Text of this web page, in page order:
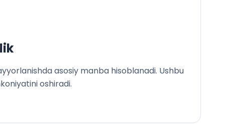
asosiy manba hisoblanadi. Ushbu
oshiradi.